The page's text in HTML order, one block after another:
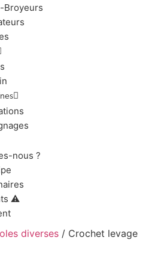
Broyeurs
nous ?
⚠️
diverses / Crochet levage